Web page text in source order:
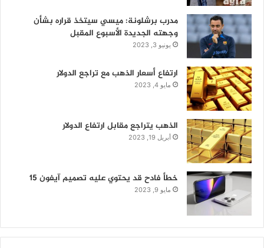
مدرب برشلونة: ميسي سيتخذ قراره بشأن
وجهته الجديدة الأسبوع المقبل
يونيو 3, 2023
ارتفاع أسعار الذهب مع تراجع الدولار
مايو 4, 2023
الذهب يتراجع مقابل ارتفاع الدولار
أبريل 19, 2023
خطأ فادح قد يحتوي عليه تصميم آيفون 15
مايو 9, 2023